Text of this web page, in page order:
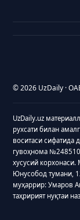
© 2026 UzDaily ·
UzDaily.uz
рухсати билан
воситаси сифатида
гувоҳнома
хусусий
Юнусобод тумани,
муҳаррир: Умаров
таҳририят нуқтаи